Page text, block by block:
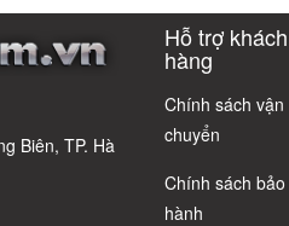
Xe
có câu trả lời
Cho Học
Biên, TP. Hà
Hỗ trợ khách
hàng
Chính sách vận
chuyển
Chính sách bảo
hành